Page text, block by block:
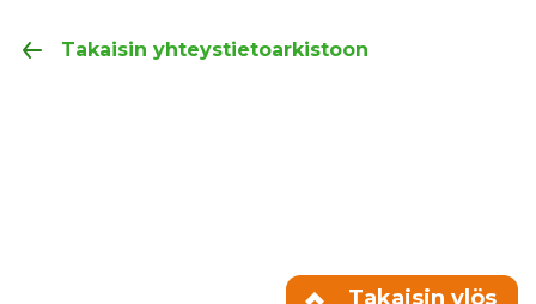
Takaisin yhteystietoarkistoon
Takaisin ylös